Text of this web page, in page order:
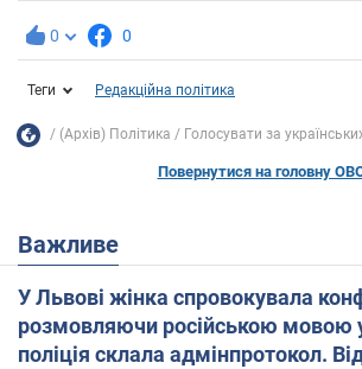
0 0
Теги Редакційна політика
(Архів) Політика Голосувати за
Повернутися на головну
Важливе
У Львові жінка спровокувала
розмовляючи російською мовою
поліція склала адмінпротокол.